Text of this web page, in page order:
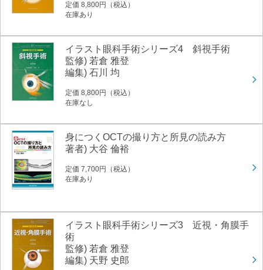
定価 8,800円（税込）
在庫あり
イラスト眼科手術シリーズ4 斜視手術
監修) 若倉 雅登
編集) 石川 均
定価 8,800円（税込）
在庫なし
身につくOCTの撮り方と所見の読み方
著者) 大谷 倫裕
定価 7,700円（税込）
在庫あり
イラスト眼科手術シリーズ3 近視・角膜手
術
監修) 若倉 雅登
編集) 天野 史郎